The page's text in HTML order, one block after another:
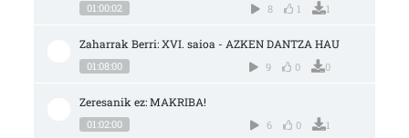
01:00:02 8 1 1
Zaharrak Berri: XVI. saioa - AZKEN DANTZA HAU
01:08:00 9 0 0
Zeresanik ez: MAKRIBA!
01:02:00 6 0 1